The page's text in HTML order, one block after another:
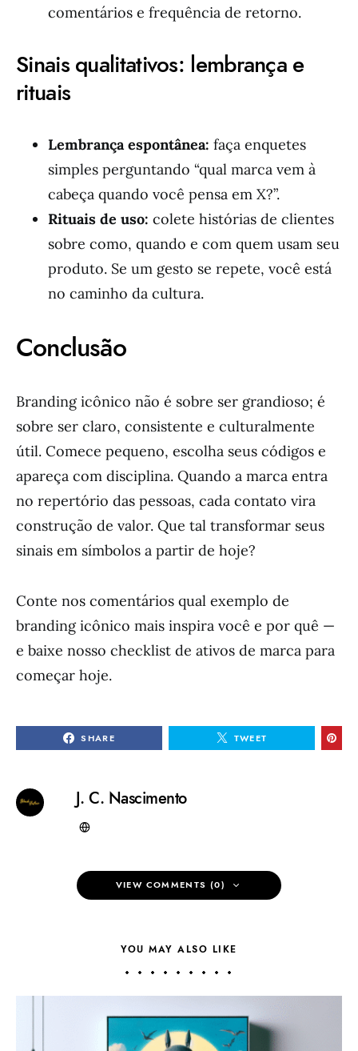
comentários e frequência de retorno.
Sinais qualitativos: lembrança e
rituais
Lembrança espontânea: faça enquetes
simples perguntando “qual marca vem à
cabeça quando você pensa em X?”.
Rituais de uso: colete histórias de clientes
sobre como, quando e com quem usam seu
produto. Se um gesto se repete, você está
no caminho da cultura.
Conclusão
Branding icônico não é sobre ser grandioso; é
sobre ser claro, consistente e culturalmente
útil. Comece pequeno, escolha seus códigos e
apareça com disciplina. Quando a marca entra
no repertório das pessoas, cada contato vira
construção de valor. Que tal transformar seus
sinais em símbolos a partir de hoje?
Conte nos comentários qual exemplo de
branding icônico mais inspira você e por quê —
e baixe nosso checklist de ativos de marca para
começar hoje.
SHARE TWEET
J. C. Nascimento
VIEW COMMENTS (0)
YOU MAY ALSO LIKE